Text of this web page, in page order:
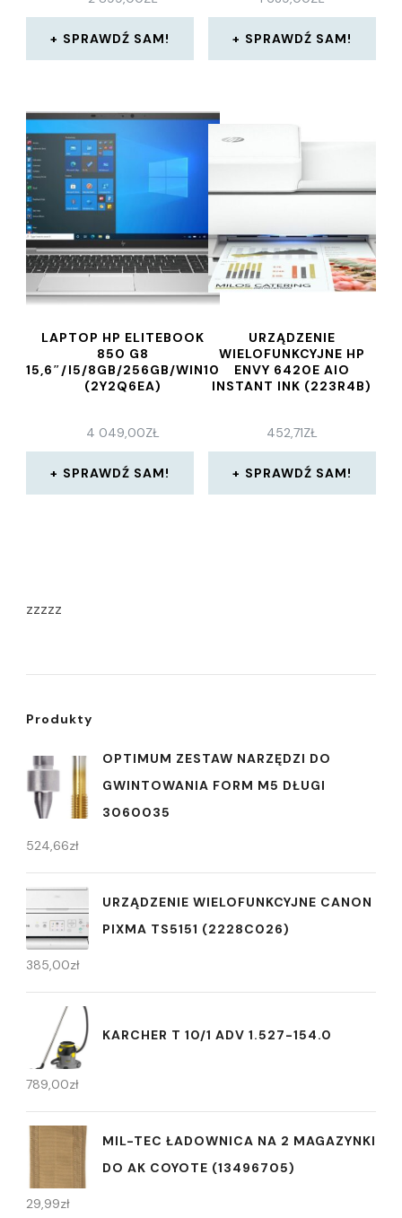
SPRAWDŹ SAM! SPRAWDŹ SAM!
LAPTOP HP ELITEBOOK
850 G8
15,6″/I5/8GB/256GB/WIN10
(2Y2Q6EA)
4 049,00ZŁ
SPRAWDŹ SAM!
URZĄDZENIE
WIELOFUNKCYJNE HP
ENVY 6420E AIO
INSTANT INK (223R4B)
452,71ZŁ
SPRAWDŹ SAM!
zzzzz
Produkty
OPTIMUM ZESTAW NARZĘDZI DO
GWINTOWANIA FORM M5 DŁUGI
3060035
524,66zł
URZĄDZENIE WIELOFUNKCYJNE CANON
PIXMA TS5151 (2228C026)
385,00zł
KARCHER T 10/1 ADV 1.527-154.0
789,00zł
MIL-TEC ŁADOWNICA NA 2 MAGAZYNKI
DO AK COYOTE (13496705)
29,99zł